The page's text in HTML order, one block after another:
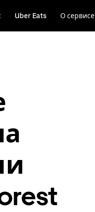
Uber Eats О сервисе